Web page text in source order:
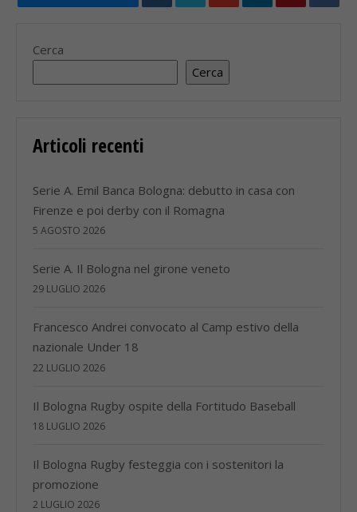
Cerca
Cerca
Articoli recenti
Serie A. Emil Banca Bologna: debutto in casa con
Firenze e poi derby con il Romagna
5 AGOSTO 2026
Serie A. Il Bologna nel girone veneto
29 LUGLIO 2026
Francesco Andrei convocato al Camp estivo della
nazionale Under 18
22 LUGLIO 2026
Il Bologna Rugby ospite della Fortitudo Baseball
18 LUGLIO 2026
Il Bologna Rugby festeggia con i sostenitori la
promozione
2 LUGLIO 2026